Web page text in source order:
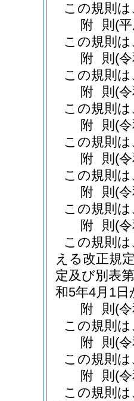
この規則
附 則 (
この規則
附 則 (
この規則
附 則 (
この規則
附 則 (
この規則
附 則 (
この規則
附 則 (
この規則
附 則 (
この規則
える改正規
定及び別表
和5年4月1
附 則 (
この規則
附 則 (
この規則
附 則 (
この規則